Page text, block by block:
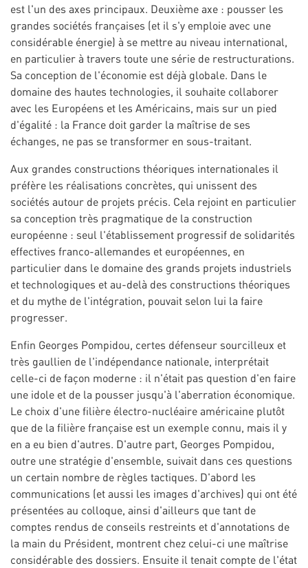
est l'un des axes principaux. Deuxième axe : pousser les
grandes sociétés françaises (et il s'y emploie avec une
considérable énergie) à se mettre au niveau international,
en particulier à travers toute une série de restructurations.
Sa conception de l'économie est déjà globale. Dans le
domaine des hautes technologies, il souhaite collaborer
avec les Européens et les Américains, mais sur un pied
d'égalité : la France doit garder la maîtrise de ses
échanges, ne pas se transformer en sous-traitant.
Aux grandes constructions théoriques internationales il
préfère les réalisations concrètes, qui unissent des
sociétés autour de projets précis. Cela rejoint en particulier
sa conception très pragmatique de la construction
européenne : seul l'établissement progressif de solidarités
effectives franco-allemandes et européennes, en
particulier dans le domaine des grands projets industriels
et technologiques et au-delà des constructions théoriques
et du mythe de l'intégration, pouvait selon lui la faire
progresser.
Enfin Georges Pompidou, certes défenseur sourcilleux et
très gaullien de l'indépendance nationale, interprétait
celle-ci de façon moderne : il n'était pas question d'en faire
une idole et de la pousser jusqu'à l'aberration économique.
Le choix d'une filière électro-nucléaire américaine plutôt
que de la filière française est un exemple connu, mais il y
en a eu bien d'autres. D'autre part, Georges Pompidou,
outre une stratégie d'ensemble, suivait dans ces questions
un certain nombre de règles tactiques. D'abord les
communications (et aussi les images d'archives) qui ont été
présentées au colloque, ainsi d'ailleurs que tant de
comptes rendus de conseils restreints et d'annotations de
la main du Président, montrent chez celui-ci une maîtrise
considérable des dossiers. Ensuite il tenait compte de l'état